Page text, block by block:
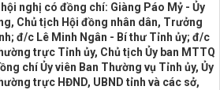
nghị có đồng chí: Giàng Páo Mỷ - Ủy
Chủ tịch Hội đồng nhân dân, Trưởng
đ/c Lê Minh Ngân - Bí thư Tỉnh ủy; đ/c
trực Tỉnh ủy, Chủ tịch Ủy ban MTTQ
chí Ủy viên Ban Thường vụ Tỉnh ủy, Ủy
trực HĐND, UBND tỉnh và các sở,